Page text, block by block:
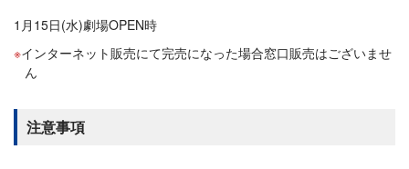
1月15日(水)劇場OPEN時
インターネット販売にて完売になった場合窓口販売はございませ
ん
注意事項